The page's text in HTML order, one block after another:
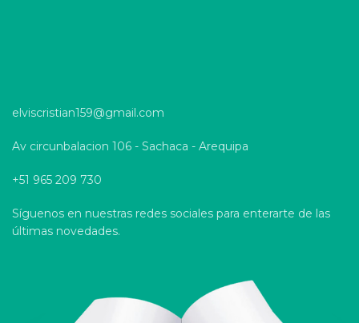
elviscristian159@gmail.com
Av circunbalacion 106 - Sachaca - Arequipa
+51 965 209 730
Síguenos en nuestras redes sociales para enterarte de las
últimas novedades.